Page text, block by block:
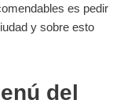
es pedir
y sobre esto
del